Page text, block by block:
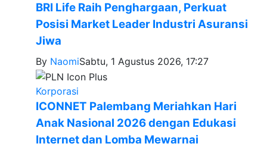
BRI Life Raih Penghargaan, Perkuat
Posisi Market Leader Industri Asuransi
Jiwa
By NaomiSabtu, 1 Agustus 2026, 17:27
Korporasi
ICONNET Palembang Meriahkan Hari
Anak Nasional 2026 dengan Edukasi
Internet dan Lomba Mewarnai